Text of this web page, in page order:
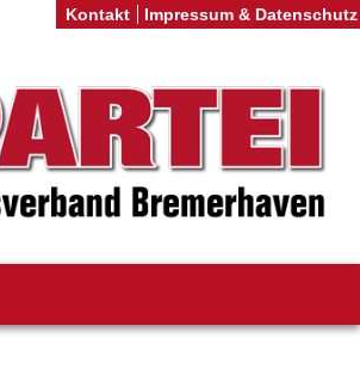
Kontakt Impressum & Datenschutz